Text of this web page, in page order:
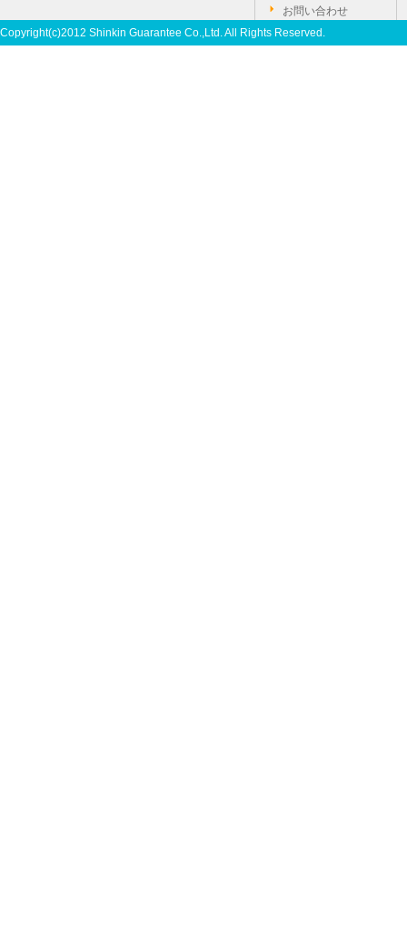
お問い合わせ
Copyright(c)2012 Shinkin Guarantee Co.,Ltd. All Rights Reserved.